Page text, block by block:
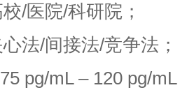
/医院/科研院；
法/间接法/竞争法；
pg/mL – 120 pg/mL